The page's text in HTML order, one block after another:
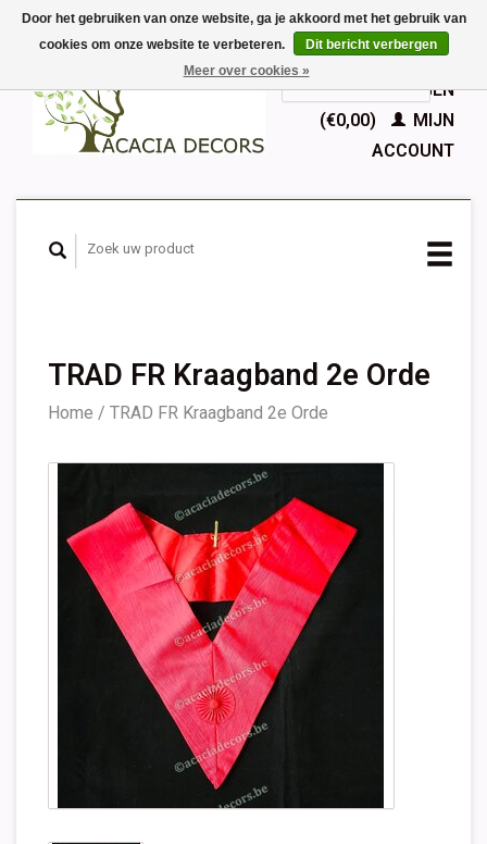
EUR
GBPNederlands
Deutsch
English
Français
WINKELWAGEN
(€0,00)
MIJN
ACCOUNT
TRAD FR Kraagband 2e Orde
Home / TRAD FR Kraagband 2e Orde
Door het gebruiken van onze website, ga je akkoord met het gebruik van
cookies om onze website te verbeteren.
Dit bericht verbergen
Meer over cookies »